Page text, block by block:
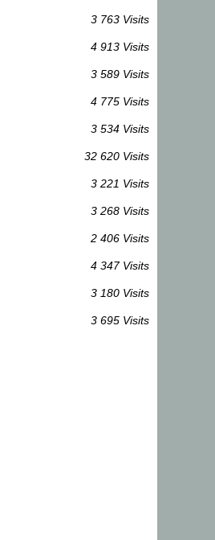
3 763 Visits
4 913 Visits
3 589 Visits
4 775 Visits
3 534 Visits
32 620 Visits
3 221 Visits
3 268 Visits
2 406 Visits
4 347 Visits
3 180 Visits
3 695 Visits